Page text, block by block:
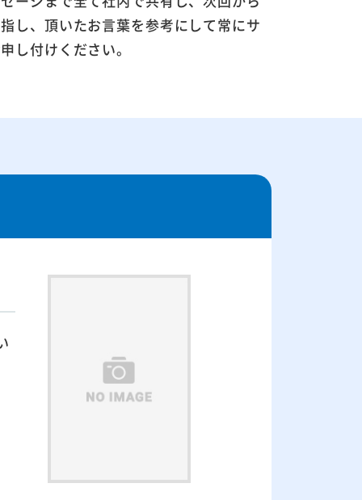
し、頂いたお言葉を参考にして常にサ
し付けください。